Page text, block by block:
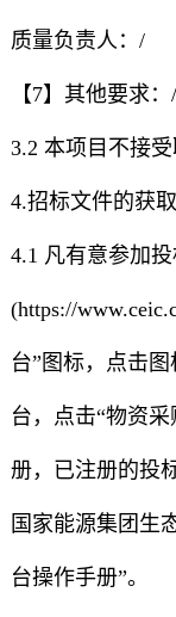
质量负责人：/
【7】其他要求：/
3.2 本项目不接受
4.招标文件的获取
4.1 凡有意参加
(https://
台”图标，点击
台，点击“物资
册，已注册的投
国家能源集团生
台操作手册”。